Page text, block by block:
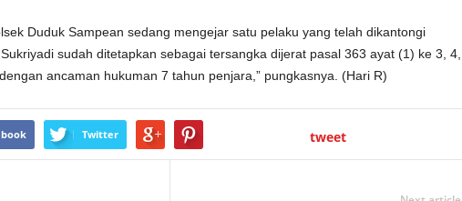
Duduk Sampean sedang mengejar satu pelaku yang telah dikantongi
sudah ditetapkan sebagai tersangka dijerat pasal 363 ayat (1) ke 3, 4,
ancaman hukuman 7 tahun penjara,” pungkasnya. (Hari R)
Twitter tweet